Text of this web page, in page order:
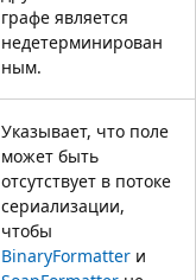
графе является
недетерминирован
ным.
Указывает, что поле
может быть
отсутствует в потоке
сериализации,
чтобы
BinaryFormatter и